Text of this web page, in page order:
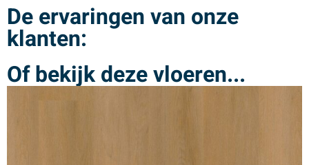
De ervaringen van onze
klanten:
Of bekijk deze vloeren...